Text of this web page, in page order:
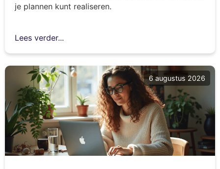
je plannen kunt realiseren.
Lees verder...
6 augustus 2026